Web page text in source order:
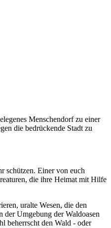
Menschendorf zu einer
die bedrückende Stadt zu
schützen. Einer von euch
die ihre Heimat mit Hilfe
uralte Wesen, die den
der Umgebung der Waldoasen
beherrscht den Wald - oder